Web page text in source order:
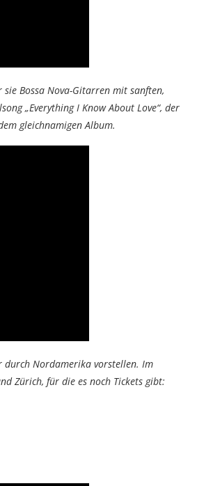
Bossa Nova-Gitarren mit sanften,
„Everything I Know About Love“, der
gleichnamigen Album.
durch Nordamerika vorstellen. Im
Zürich, für die es noch Tickets gibt: